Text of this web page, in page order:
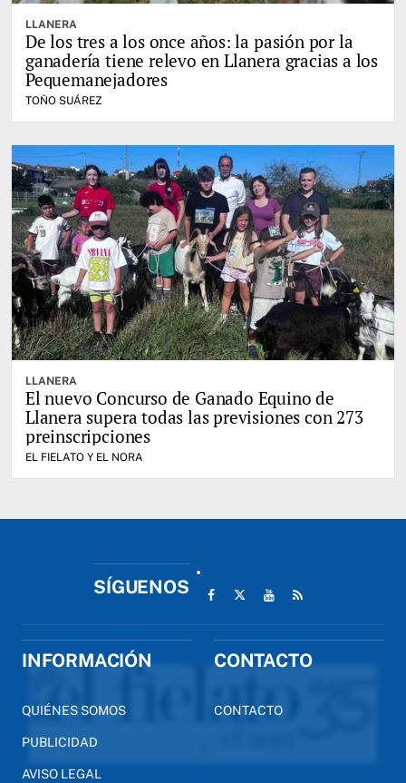
LLANERA
De los tres a los once años: la pasión por la
ganadería tiene relevo en Llanera gracias a los
Pequemanejadores
TOÑO SUÁREZ
LLANERA
El nuevo Concurso de Ganado Equino de
Llanera supera todas las previsiones con 273
preinscripciones
EL FIELATO Y EL NORA
SÍGUENOS
INFORMACIÓN
QUIÉNES SOMOS
PUBLICIDAD
AVISO LEGAL
CONTACTO
CONTACTO